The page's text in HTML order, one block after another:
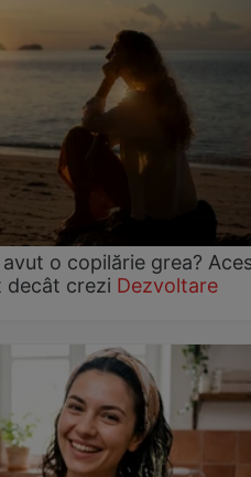
o copilărie grea?
decât crezi Dezvoltare